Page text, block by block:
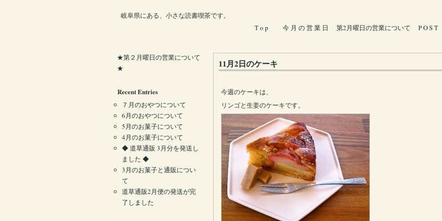
岐阜県にある、小さな読書喫茶です。
T o p
今 月 の 営 業 日 第2月曜日の営業について P O S T
11月2日のケーキ
今週のケーキは、
リンゴと生姜のケーキです。
★第２月曜日の営業について
★
Recent Entries
７月のおやつについて
6月のおやつについて
5月のお菓子について
4月のお菓子について
◆ 道草通販 3月分を発送し
ました ◆
3月のお菓子と通販につい
て
道草通販2月便の発送が完
了しました